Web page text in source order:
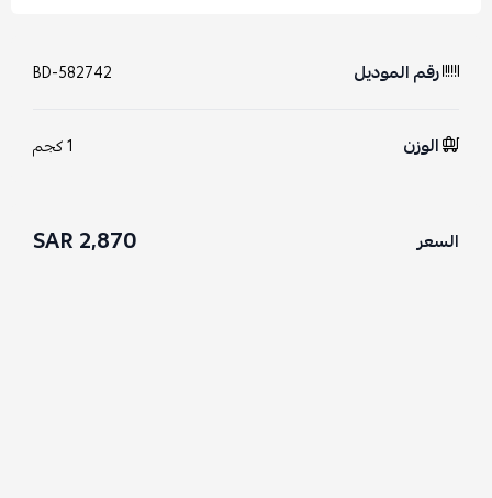
رقم الموديل BD-582742
الوزن 1 كجم
السعر 2,870 SAR